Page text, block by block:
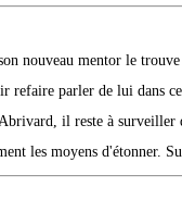
nouveau mentor le
refaire parler de lui dans
il reste à surveiller
les moyens d'étonner.